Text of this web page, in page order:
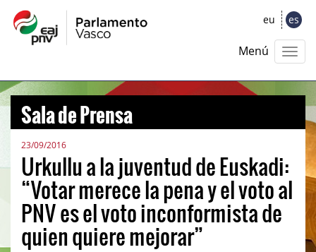
eu es
Menú
Sala de Prensa
23/09/2016
Urkullu a la juventud de Euskadi:
“Votar merece la pena y el voto al
PNV es el voto inconformista de
quien quiere mejorar”